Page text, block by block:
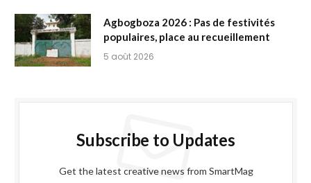
Agbogboza 2026 : Pas de festivités
populaires, place au recueillement
5 août 2026
Subscribe to Updates
Get the latest creative news from SmartMag